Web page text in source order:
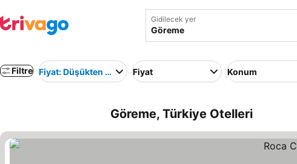
Gidilecek yer
Filtre Fiyat: Düşükten yükseğeFiyat Konum
Göreme, Türkiye Otelleri